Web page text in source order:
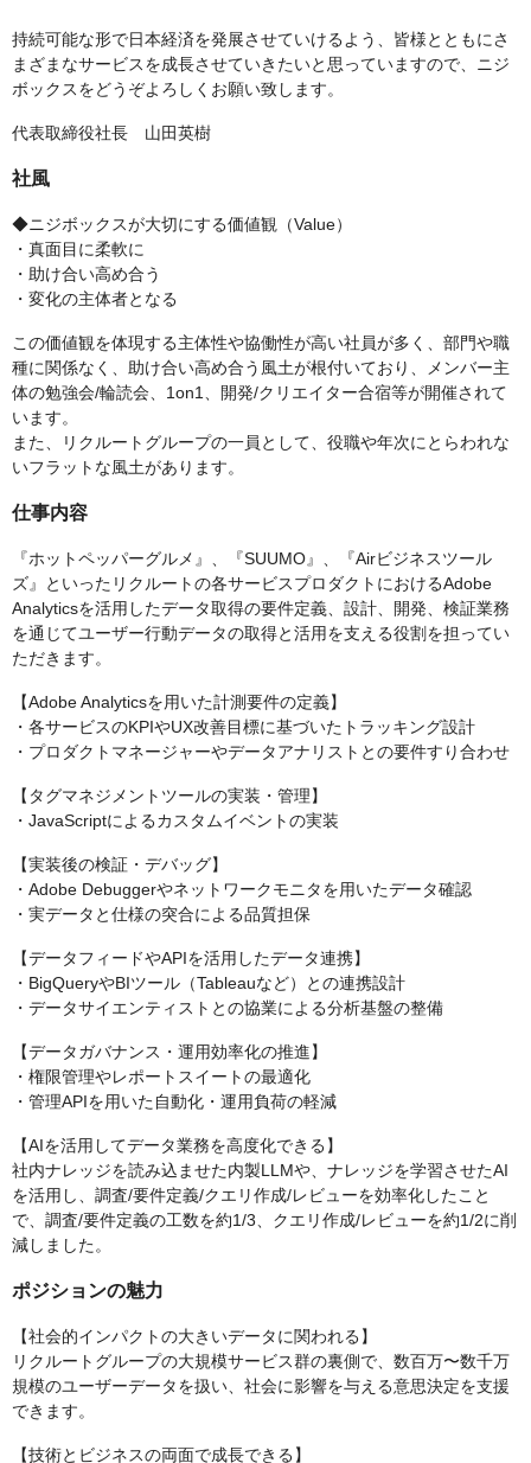
持続可能な形で日本経済を発展させていけるよう、皆様とともにさ
まざまなサービスを成長させていきたいと思っていますので、ニジ
ボックスをどうぞよろしくお願い致します。
代表取締役社長 山田英樹
社風
◆ニジボックスが大切にする価値観（Value）
・真面目に柔軟に
・助け合い高め合う
・変化の主体者となる
この価値観を体現する主体性や協働性が高い社員が多く、部門や職
種に関係なく、助け合い高め合う風土が根付いており、メンバー主
体の勉強会/輪読会、1on1、開発/クリエイター合宿等が開催されて
います。
また、リクルートグループの一員として、役職や年次にとらわれな
いフラットな風土があります。
仕事内容
『ホットペッパーグルメ』、『SUUMO』、『Airビジネスツール
ズ』といったリクルートの各サービスプロダクトにおけるAdobe
Analyticsを活用したデータ取得の要件定義、設計、開発、検証業務
を通じてユーザー行動データの取得と活用を支える役割を担ってい
ただきます。
【Adobe Analyticsを用いた計測要件の定義】
・各サービスのKPIやUX改善目標に基づいたトラッキング設計
・プロダクトマネージャーやデータアナリストとの要件すり合わせ
【タグマネジメントツールの実装・管理】
・JavaScriptによるカスタムイベントの実装
【実装後の検証・デバッグ】
・Adobe Debuggerやネットワークモニタを用いたデータ確認
・実データと仕様の突合による品質担保
【データフィードやAPIを活用したデータ連携】
・BigQueryやBIツール（Tableauなど）との連携設計
・データサイエンティストとの協業による分析基盤の整備
【データガバナンス・運用効率化の推進】
・権限管理やレポートスイートの最適化
・管理APIを用いた自動化・運用負荷の軽減
【AIを活用してデータ業務を高度化できる】
社内ナレッジを読み込ませた内製LLMや、ナレッジを学習させたAI
を活用し、調査/要件定義/クエリ作成/レビューを効率化したこと
で、調査/要件定義の工数を約1/3、クエリ作成/レビューを約1/2に削
減しました。
ポジションの魅力
【社会的インパクトの大きいデータに関われる】
リクルートグループの大規模サービス群の裏側で、数百万〜数千万
規模のユーザーデータを扱い、社会に影響を与える意思決定を支援
できます。
【技術とビジネスの両面で成長できる】